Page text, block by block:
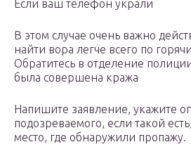
Если ваш телефон украли
В этом случае очень важно
найти вора легче всего по
Обратитесь в отделение
была совершена кража
Напишите заявление, укажите
подозреваемого, если такой
место, где обнаружили пропажу.